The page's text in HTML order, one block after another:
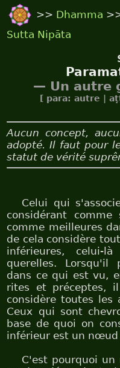
>> Dhamma
Sutta Nipāta
— Un autre
[ para: autre |
Aucun concept,
adopté. Il faut pour
statut de vérité
Celui qui
considérant
comme meilleures
de cela considère
inférieures,
querelles. Lorsqu'il
dans ce qui est vu,
rites et préceptes,
considère toutes les
Ceux qui sont
base de quoi on
inférieur est un nœud
C'est pourquoi un